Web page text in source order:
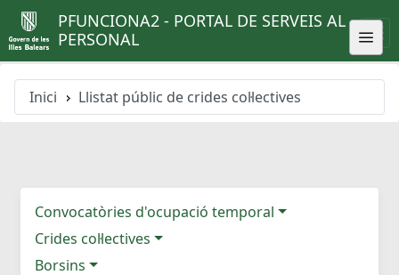
PFUNCIONA2 - PORTAL DE SERVEIS AL
PERSONAL
Inici Llistat públic de crides col·lectives
Convocatòries d'ocupació temporal
Crides col·lectives
Borsins